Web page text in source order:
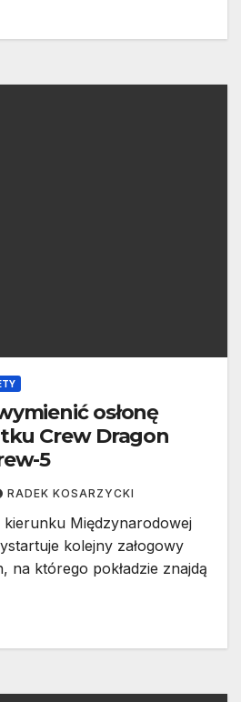
osłonę
Crew Dragon
5
RADEK KOSARZYCKI
Międzynarodowej
kolejny załogowy
na którego pokładzie znajdą